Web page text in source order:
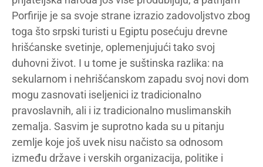
Porfirije je sa svoje strane izrazio zadovoljstvo zbog
toga što srpski turisti u Egiptu posećuju drevne
hrišćanske svetinje, oplemenjujući tako svoj
duhovni život. I u tome je suštinska razlika: na
sekularnom i nehrišćanskom zapadu svoj novi dom
mogu zasnovati iseljenici iz tradicionalno
pravoslavnih, ali i iz tradicionalno muslimanskih
zemalja. Sasvim je suprotno kada su u pitanju
zemlje koje još uvek nisu načisto sa odnosom
između države i verskih organizacija, politike i